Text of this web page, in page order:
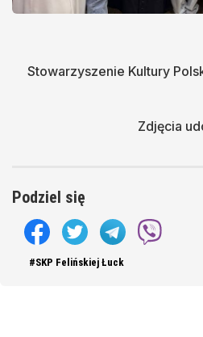
Stowarzyszenie Kultury
Zdjęcia
Podziel się
#SKP Felińskiej Łuck